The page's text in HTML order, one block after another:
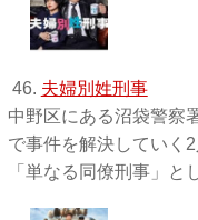
46. 夫婦別姓刑事
中野区にある沼袋警察
で事件を解決していく
「単なる同僚刑事」と